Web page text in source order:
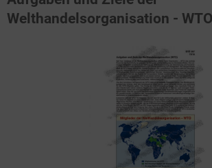
Welthandelsorganisation - WTO